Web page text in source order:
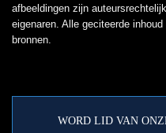
afbeeldingen zijn
eigenaren. Alle geciteerde
bronnen.
WORD LID VAN